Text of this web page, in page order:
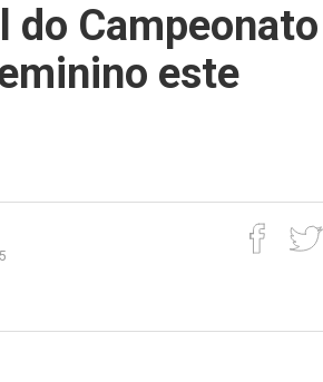
do Campeonato
este